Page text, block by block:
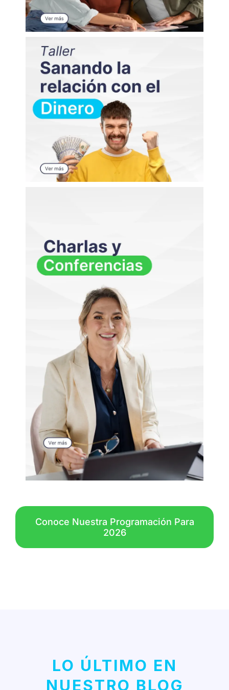
Conoce Nuestra Programación Para
2026
LO ÚLTIMO EN
NUESTRO BLOG